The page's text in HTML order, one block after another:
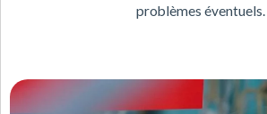
problèmes éventuels.